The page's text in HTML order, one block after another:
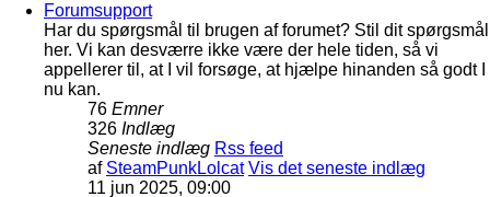
Forumsupport
Har du spørgsmål til brugen af forumet? Stil dit spørgsmål
her. Vi kan desværre ikke være der hele tiden, så vi
appellerer til, at I vil forsøge, at hjælpe hinanden så godt I
nu kan.
76 Emner
326 Indlæg
Seneste indlæg Rss feed
af SteamPunkLolcat Vis det seneste indlæg
11 jun 2025, 09:00